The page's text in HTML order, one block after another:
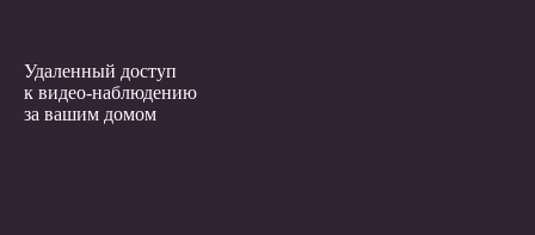
Удаленный доступ
к видео-наблюдению
за вашим домом